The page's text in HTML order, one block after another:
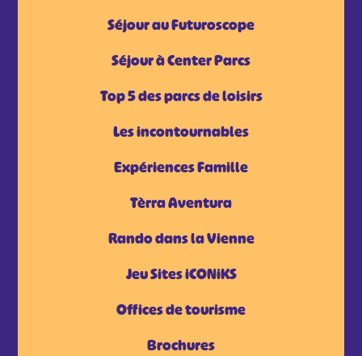
Séjour au Futuroscope
Séjour à Center Parcs
Top 5 des parcs de loisirs
Les incontournables
Expériences Famille
Tèrra Aventura
Rando dans la Vienne
Jeu Sites iCONiKS
Offices de tourisme
Brochures